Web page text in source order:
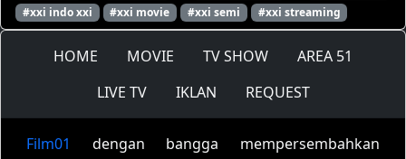
#xxi indo xxi
#xxi movie #xxi semi #xxi streaming
HOME MOVIE TV SHOW
AREA 51
LIVE TV
IKLAN REQUEST
Film01
dengan bangga mempersembahkan